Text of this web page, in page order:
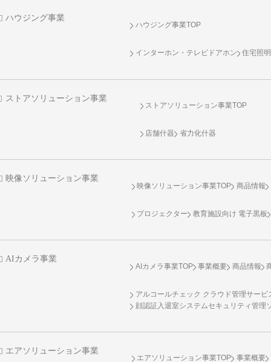
ハウジング事業
ハウジング事業TOP
インターホン・テレビドアホン 住宅照明
ストアソリューション事業
ストアソリューション事業TOP
店舗什器 省力化什器
映像ソリューション事業
映像ソリューション事業TOP 商品情報
プロジェクター 教育施設向け 電子黒板
AIカメラ事業
AIカメラ事業TOP 事業概要 商品情報
アルコールチェック クラウド管理サービ
顔認証入退室システムセキュリティ管理
エアソリューション事業
エアソリューション事業TOP 事業概要